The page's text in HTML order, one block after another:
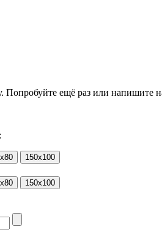
Попробуйте ещё раз или напишите
150x100
150x100